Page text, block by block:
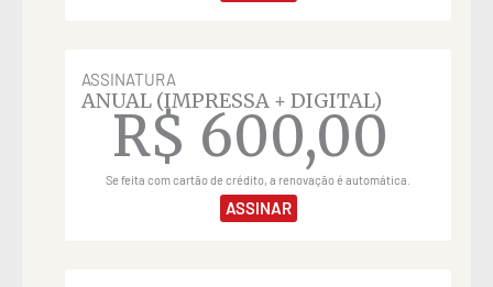
ASSINATURA
ANUAL (IMPRESSA + DIGITAL)
R$ 600,00
Se feita com cartão de crédito, a renovação é automática.
ASSINAR